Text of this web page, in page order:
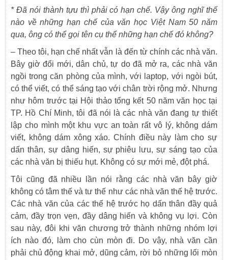
* Đã nói thành tựu thì phải có hạn chế. Vậy ông nghĩ thế
nào về những hạn chế của văn học Việt Nam 50 năm
qua, ông có thể gọi tên cụ thể những hạn chế đó không?
– Theo tôi, hạn chế nhất vẫn là đến từ chính các nhà văn.
Bây giờ đổi mới, dân chủ, tự do đã mở ra, các nhà văn
ngồi trong căn phòng của mình, với laptop, với ngòi bút,
có thể viết, có thể sáng tạo với chân trời rộng mở. Nhưng
như hôm trước tại Hội thảo tổng kết 50 năm văn học tại
TP. Hồ Chí Minh, tôi đã nói là các nhà văn đang tự thiết
lập cho mình một khu vực an toàn rất vô lý, không dám
viết, không dám xông xáo. Chính điều này làm cho sự
dấn thân, sự dâng hiến, sự phiêu lưu, sự sáng tạo của
các nhà văn bị thiếu hụt. Không có sự mới mẻ, đột phá.
Tôi cũng đã nhiều lần nói rằng các nhà văn bây giờ
không có tâm thế và tư thế như các nhà văn thế hệ trước.
Các nhà văn của các thế hệ trước họ dấn thân đầy quả
cảm, đầy trọn vẹn, đầy dâng hiến và không vụ lợi. Còn
sau này, đôi khi văn chương trở thành những nhóm lợi
ích nào đó, làm cho cùn mòn đi. Do vậy, nhà văn cần
phải chủ động khai mở, dũng cảm, rời bỏ những lối mòn